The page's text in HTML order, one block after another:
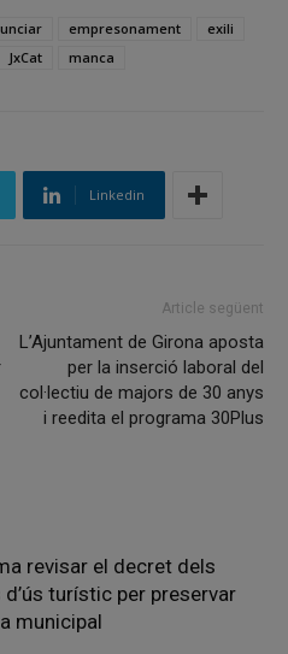
empresonament
exili
JxCat manca
Linkedin
Article següent
L’Ajuntament de Girona aposta
per la inserció laboral del
col·lectiu de majors de 30 anys
i reedita el programa 30Plus
revisar el decret dels
turístic per preservar
municipal